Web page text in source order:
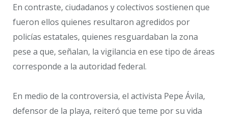
En contraste, ciudadanos y colectivos sostienen que
fueron ellos quienes resultaron agredidos por
policías estatales, quienes resguardaban la zona
pese a que, señalan, la vigilancia en ese tipo de áreas
corresponde a la autoridad federal.
En medio de la controversia, el activista Pepe Ávila,
defensor de la playa, reiteró que teme por su vida